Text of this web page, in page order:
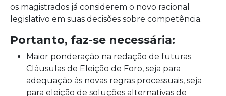
os magistrados já considerem o novo racional
legislativo em suas decisões sobre competência.
Portanto, faz-se necessária:
Maior ponderação na redação de futuras
Cláusulas de Eleição de Foro, seja para
adequação às novas regras processuais, seja
para eleição de soluções alternativas de